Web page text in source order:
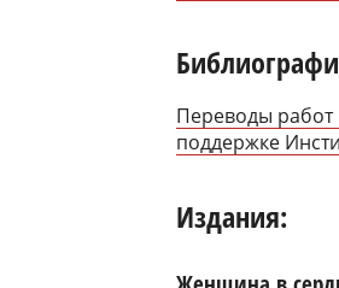
Переводы работ
поддержке
Издания: